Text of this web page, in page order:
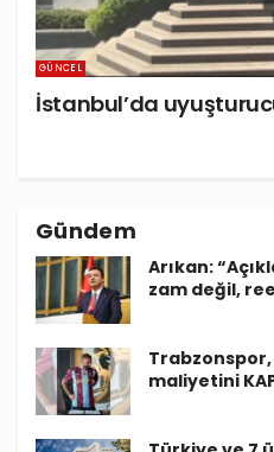
GÜNCEL
İstanbul’da
Gündem
Arıkan:
zam değil,
Trabzonspor,
maliyetini